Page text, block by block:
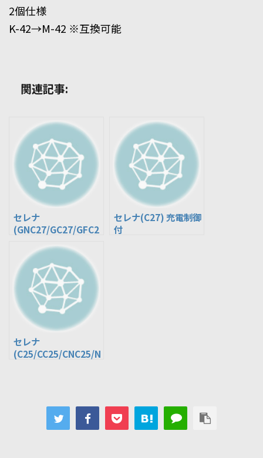
2個仕様
K-42→M-42 ※互換可能
関連記事:
セレナ
(GNC27/GC27/GFC2
ッド(HV)
セレナ(C27) 充電制御
付
セレナ
(C25/CC25/CNC25/N